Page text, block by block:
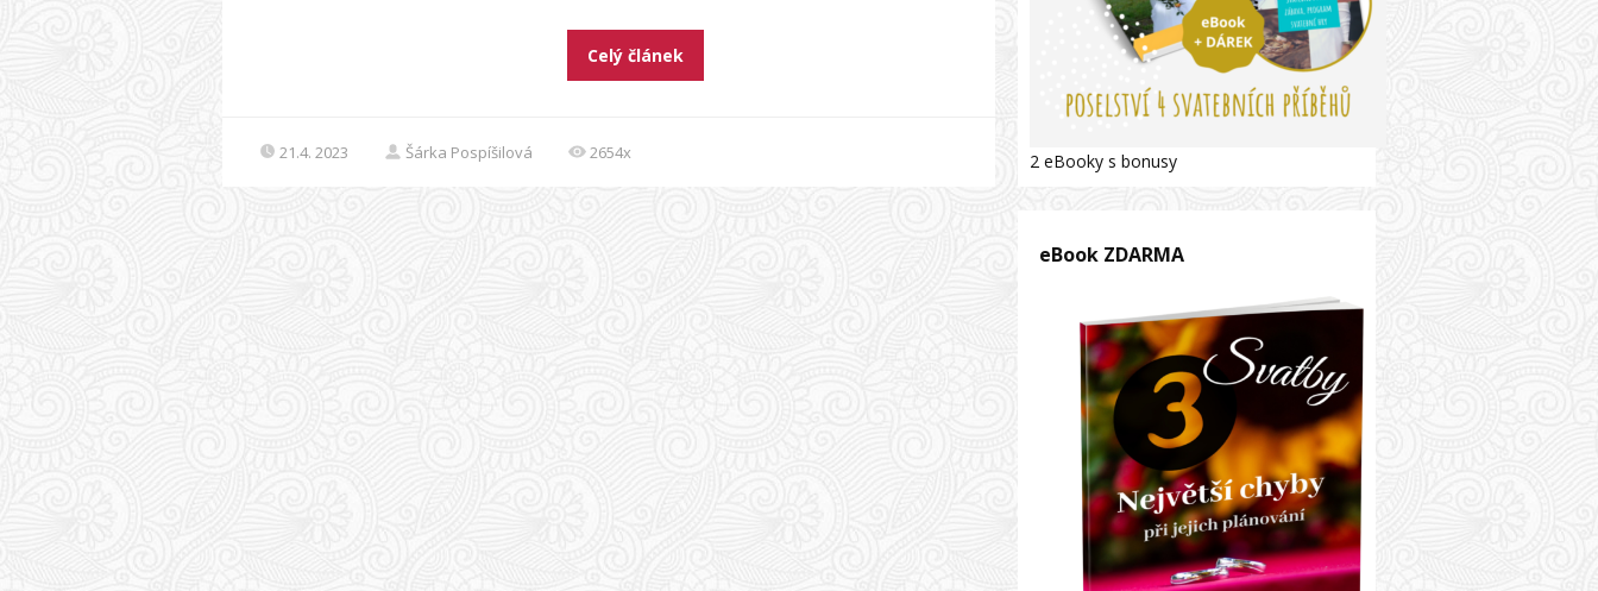
Celý článek
21.4. 2023 Šárka Pospíšilová 2654x 2 eBooky s bonusy
eBook ZDARMA